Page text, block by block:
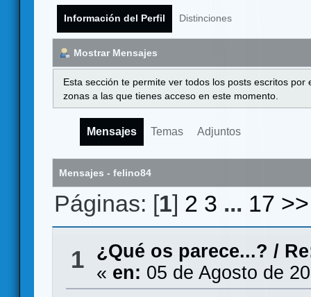
Información del Perfil Distinciones
Mostrar Mensajes
Esta sección te permite ver todos los posts escritos
zonas a las que tienes acceso en este momento.
Mensajes Temas Adjuntos
Mensajes - felino84
Páginas: [1] 2 3 ... 17 >>
1 ¿Qué os parece...? /
« en: 05 de Agosto de